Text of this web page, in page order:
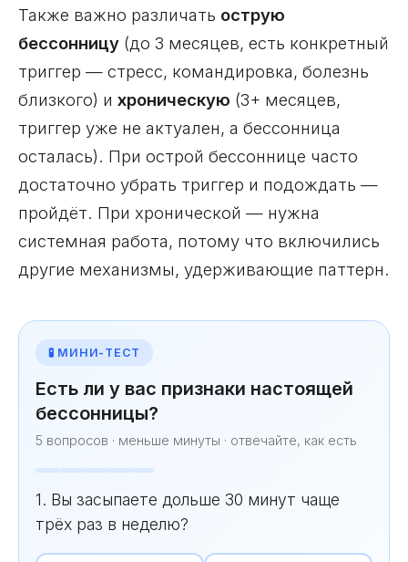
Также важно различать острую
бессонницу (до 3 месяцев, есть конкретный
триггер — стресс, командировка, болезнь
близкого) и хроническую (3+ месяцев,
триггер уже не актуален, а бессонница
осталась). При острой бессоннице часто
достаточно убрать триггер и подождать —
пройдёт. При хронической — нужна
системная работа, потому что включились
другие механизмы, удерживающие паттерн.
🧪 МИНИ-ТЕСТ
Есть ли у вас признаки настоящей
бессонницы?
5 вопросов · меньше минуты · отвечайте, как есть
1. Вы засыпаете дольше 30 минут чаще
трёх раз в неделю?